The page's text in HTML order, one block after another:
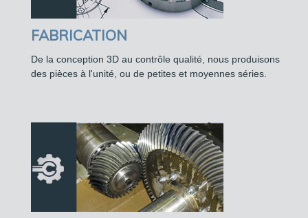
FABRICATION
De la conception 3D au contrôle qualité, nous produisons
des pièces à l'unité, ou de petites et moyennes séries.